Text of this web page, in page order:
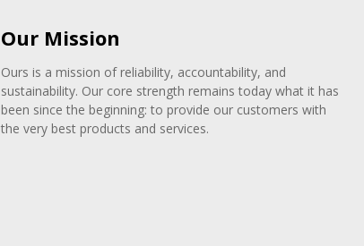
Our Mission
Ours is a mission of reliability, accountability, and
sustainability. Our core strength remains today what it has
been since the beginning: to provide our customers with
the very best products and services.